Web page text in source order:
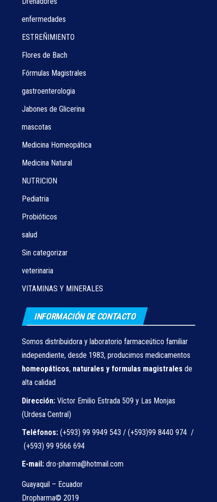
enfermedades
ESTREÑIMIENTO
Flores de Bach
Fórmulas Magistrales
gastroenterologia
Jabones de Glicerina
mascotas
Medicina Homeopática
Medicina Natural
NUTRICION
Pediatria
Probióticos
salud
Sin categorizar
veterinaria
VITAMINAS Y MINERALES
INFORMACIÓN DE CONTACTO
Somos distribuidora y laboratorio farmaceútico familiar
independiente, desde 1983, producimos medicamentos
homeopáticos, naturales y formulas magistrales de
alta calidad
Dirección: Víctor Emilio Estrada 509 y Las Monjas
(Urdesa Central)
Teléfonos: (+593) 99 9949 543 / (+593)99 8440 974 /
(+593) 99 9566 694
E-mail: dro-pharma@hotmail.com
Guayaquil – Ecuador
Dropharma© 2019